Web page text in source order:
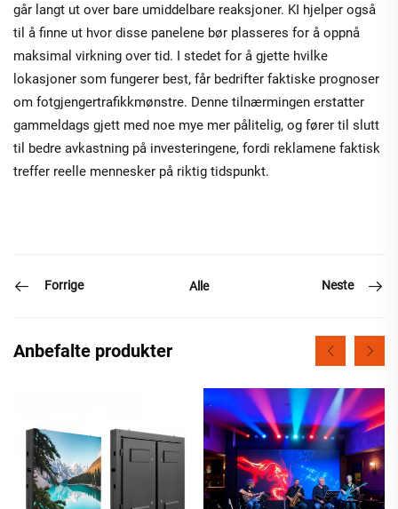
går langt ut over bare umiddelbare reaksjoner. KI hjelper også
til å finne ut hvor disse panelene bør plasseres for å oppnå
maksimal virkning over tid. I stedet for å gjette hvilke
lokasjoner som fungerer best, får bedrifter faktiske prognoser
om fotgjengertrafikkmønstre. Denne tilnærmingen erstatter
gammeldags gjett med noe mye mer pålitelig, og fører til slutt
til bedre avkastning på investeringene, fordi reklamene faktisk
treffer reelle mennesker på riktig tidspunkt.
Forrige Alle Neste
Anbefalte produkter